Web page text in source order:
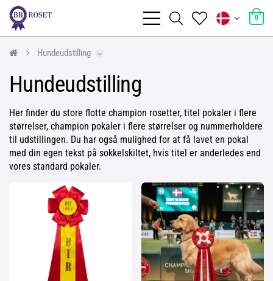
0
Hundeudstilling
Hundeudstilling
Her finder du store flotte champion rosetter, titel pokaler i flere
størrelser, champion pokaler i flere størrelser og nummerholdere
til udstillingen. Du har også mulighed for at få lavet en pokal
med din egen tekst på sokkelskiltet, hvis titel er anderledes end
vores standard pokaler.